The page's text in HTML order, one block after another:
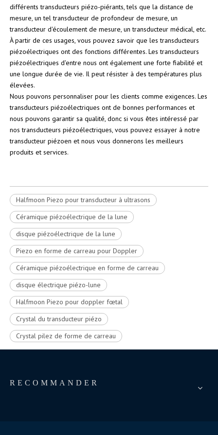
différents transducteurs piézo-piérants, tels que la distance de
mesure, un tel transducteur de profondeur de mesure, un
transducteur d'écoulement de mesure, un transducteur médical, etc.
À partir de ces usages, vous pouvez savoir que les transducteurs
piézoélectriques ont des fonctions différentes. Les transducteurs
piézoélectriques d'entre nous ont également une forte fiabilité et
une longue durée de vie. Il peut résister à des températures plus
élevées.
Nous pouvons personnaliser pour les clients comme exigences. Les
transducteurs piézoélectriques ont de bonnes performances et
nous pouvons garantir sa qualité, donc si vous êtes intéressé par
nos transducteurs piézoélectriques, vous pouvez essayer à notre
transducteur piézoen et nous vous donnerons les meilleurs
produits et services.
Halfmoon Piezo pour transducteur à ultrasons
Céramique piézoélectrique de la lune
disque piézoélectrique de la lune
Piezo en forme de carreau pour Doppler
Céramique piézoélectrique en forme de carreau
disque électrique piézo-lune
Halfmoon Piezo pour doppler fœtal
Crystal du transducteur piézo
Crystal pilez de forme de carreau
RECOMMANDER